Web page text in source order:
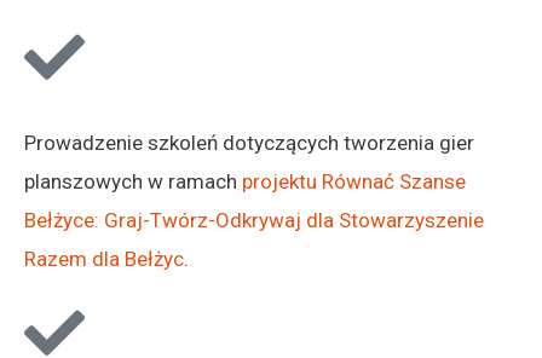
Prowadzenie szkoleń dotyczących tworzenia gier
planszowych w ramach projektu Równać Szanse
Bełżyce: Graj-Twórz-Odkrywaj dla Stowarzyszenie
Razem dla Bełżyc.